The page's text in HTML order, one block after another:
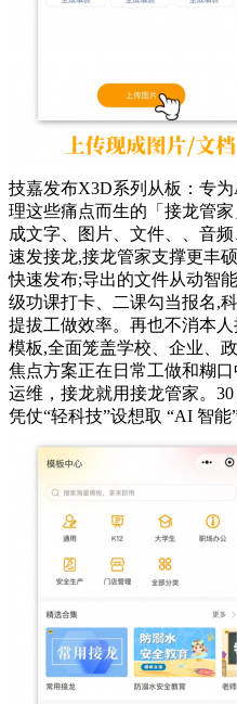
技嘉发布X3D系列从板：专
理这些痛点而生的「接龙管
成文字、图片、文件、、音
速发接龙,接龙管家支撑更丰
快速发布;导出的文件从动智
级功课打卡、二课勾当报名,
提拔工做效率。再也不消本
模板,全面笼盖学校、企业、
焦点方案正在日常工做和糊
运维，接龙就用接龙管家。
凭仗“轻科技”设想取 “AI 智能